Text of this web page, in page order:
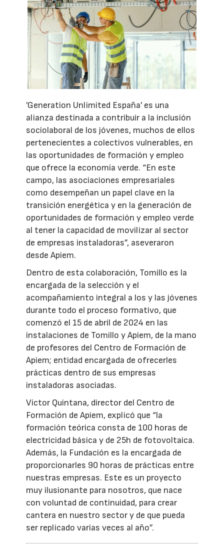
'Generation Unlimited España' es una
alianza destinada a contribuir a la inclusión
sociolaboral de los jóvenes, muchos de ellos
pertenecientes a colectivos vulnerables, en
las oportunidades de formación y empleo
que ofrece la economía verde. “En este
campo, las asociaciones empresariales
como desempeñan un papel clave en la
transición energética y en la generación de
oportunidades de formación y empleo verde
al tener la capacidad de movilizar al sector
de empresas instaladoras”, aseveraron
desde Apiem.
Dentro de esta colaboración, Tomillo es la
encargada de la selección y el
acompañamiento integral a los y las jóvenes
durante todo el proceso formativo, que
comenzó el 15 de abril de 2024 en las
instalaciones de Tomillo y Apiem, de la mano
de profesores del Centro de Formación de
Apiem; entidad encargada de ofrecerles
prácticas dentro de sus empresas
instaladoras asociadas.
Víctor Quintana, director del Centro de
Formación de Apiem, explicó que “la
formación teórica consta de 100 horas de
electricidad básica y de 25h de fotovoltaica.
Además, la Fundación es la encargada de
proporcionarles 90 horas de prácticas entre
nuestras empresas. Este es un proyecto
muy ilusionante para nosotros, que nace
con voluntad de continuidad, para crear
cantera en nuestro sector y de que pueda
ser replicado varias veces al año”.